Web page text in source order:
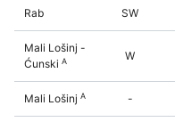
Rab SW
Mali Lošinj -
Ćunski A W
Mali Lošinj A -